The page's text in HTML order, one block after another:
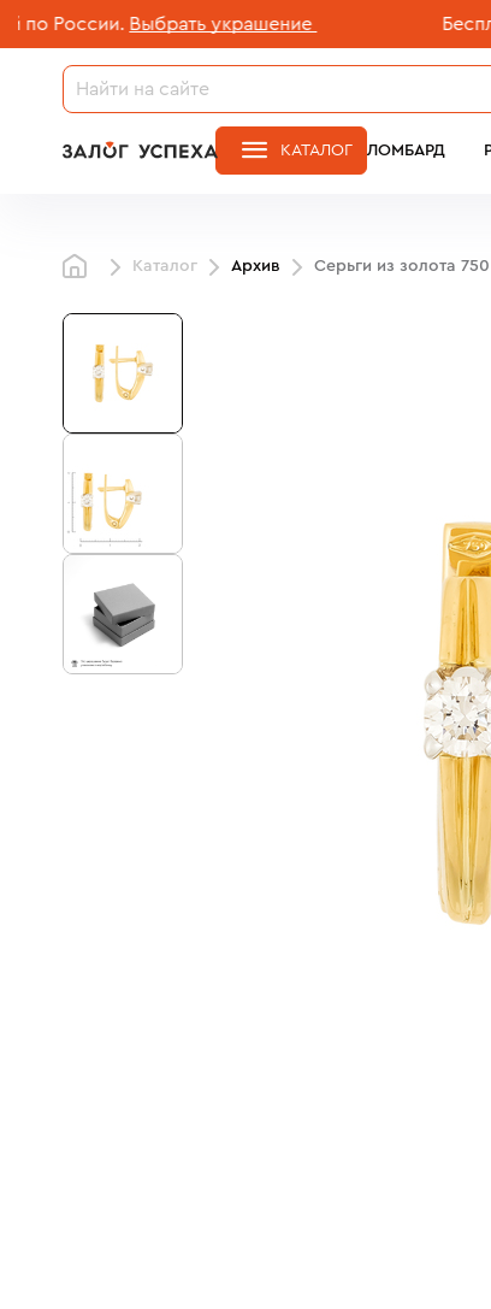
Выбрать украшение
ЛОМБАРД
КАТАЛОГ
Каталог Архив Серьги из золота